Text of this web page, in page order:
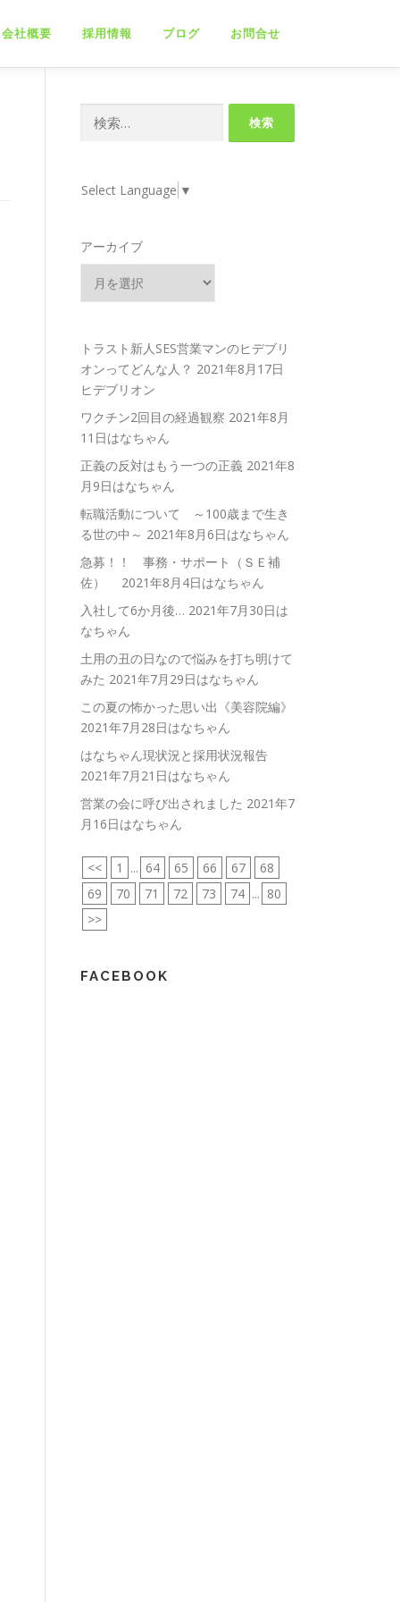
会社概要 採用情報 ブログ お問合せ
Select Language ▼
アーカイブ
トラスト新人SES営業マンのヒデブリ
オンってどんな人？ 2021年8月17日
ヒデブリオン
ワクチン2回目の経過観察 2021年8月
11日はなちゃん
正義の反対はもう一つの正義 2021年8
月9日はなちゃん
転職活動について ～100歳まで生き
る世の中～ 2021年8月6日はなちゃん
急募！！ 事務・サポート（ＳＥ補
佐）
2021年8月4日はなちゃん
入社して6か月後… 2021年7月30日は
なちゃん
土用の丑の日なので悩みを打ち明けて
みた 2021年7月29日はなちゃん
この夏の怖かった思い出《美容院編》
2021年7月28日はなちゃん
はなちゃん現状況と採用状況報告
2021年7月21日はなちゃん
営業の会に呼び出されました 2021年7
月16日はなちゃん
<< 1 ... 64 65 66 67
68
69
70 71 72 73 74 ... 80
>>
FACEBOOK